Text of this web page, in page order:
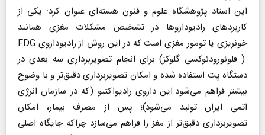
این استاد پژوهشگاه علوم و فنون هسته‌ای عنوان کرد: یکی از
کاربردهای رادیوداروها در تشخیص مشکلات مغزی همانند
خونریزی یا تومور مغزی است که در این روش از رادیوداروی FDG
( فلوئورودئوکسی گلوکز) برای انجام تصویربرداری سه بعدی در
دستگاه پت استفاده شده و امکان تصویربرداری دقیق‌تر و با وضوح
بیشتر فراهم می‌شود.این داروی رادیواکتیو (که در سازمان انرژی
اتمی ایران تولید می‌شود)؛ پس از مصرف بیمار، امکان
تصویربرداری دقیق‌تر از مغز را فراهم می‌سازد چراکه جایگاه اصلی